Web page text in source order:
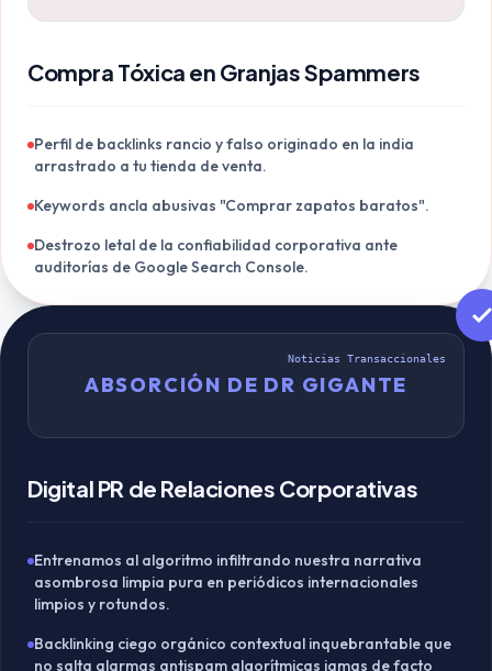
Compra Tóxica en Granjas Spammers
Perfil de backlinks rancio y falso originado en la india
arrastrado a tu tienda de venta.
Keywords ancla abusivas "Comprar zapatos baratos".
Destrozo letal de la confiabilidad corporativa ante
auditorías de Google Search Console.
ABSORCIÓN DE DR GIGANTE
Noticias Transaccionales
Digital PR de Relaciones Corporativas
Entrenamos al algoritmo infiltrando nuestra narrativa
asombrosa limpia pura en periódicos internacionales
limpios y rotundos.
Backlinking ciego orgánico contextual inquebrantable que
no salta alarmas antispam algorítmicas jamas de facto